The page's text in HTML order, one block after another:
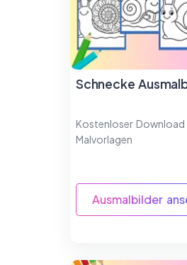
Schnecke
Kostenloser Download
Malvorlagen
Ausmalbilder